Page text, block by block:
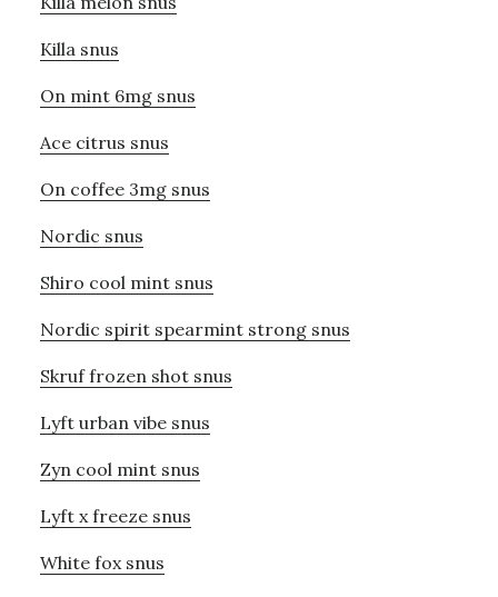
Killa snus
On mint 6mg snus
Ace citrus snus
On coffee 3mg snus
Nordic snus
Shiro cool mint snus
Nordic spirit spearmint strong snus
Skruf frozen shot snus
Lyft urban vibe snus
Zyn cool mint snus
Lyft x freeze snus
White fox snus